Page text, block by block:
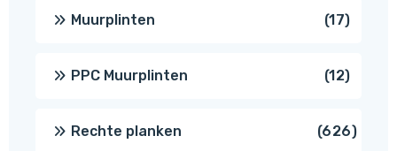
Muurplinten 1717
PPC Muurplinten 1212
Rechte planken 626626